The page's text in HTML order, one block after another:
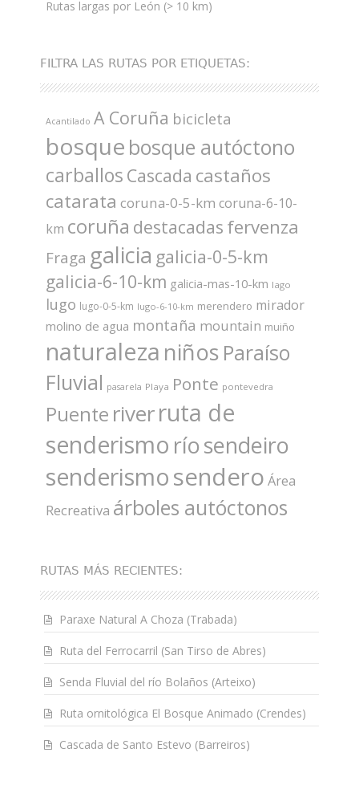
Rutas largas por León (> 10 km)
FILTRA LAS RUTAS POR ETIQUETAS:
Acantilado A Coruña bicicleta
bosque bosque autóctono
carballos Cascada castaños
catarata coruna-0-5-km coruna-6-10-
km coruña destacadas fervenza
Fraga galicia galicia-0-5-km
galicia-6-10-km galicia-mas-10-km lago
lugo lugo-0-5-km lugo-6-10-km merendero mirador
molino de agua montaña mountain muiño
naturaleza niños Paraíso
Fluvial pasarela Playa Ponte pontevedra
Puente riverruta de
senderismo ríosendeiro
senderismosendero Área
Recreativa árboles autóctonos
RUTAS MÁS RECIENTES:
Paraxe Natural A Choza (Trabada)
Ruta del Ferrocarril (San Tirso de Abres)
Senda Fluvial del río Bolaños (Arteixo)
Ruta ornitológica El Bosque Animado (Crendes)
Cascada de Santo Estevo (Barreiros)